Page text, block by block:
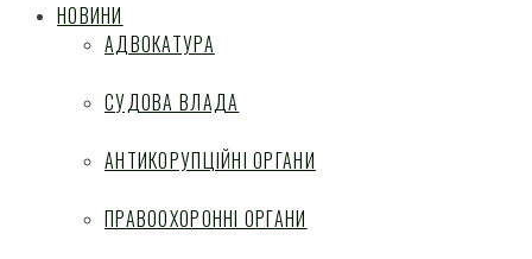
НОВИНИ
АДВОКАТУРА
СУДОВА ВЛАДА
АНТИКОРУПЦІЙНІ ОРГАНИ
ПРАВООХОРОННІ ОРГАНИ